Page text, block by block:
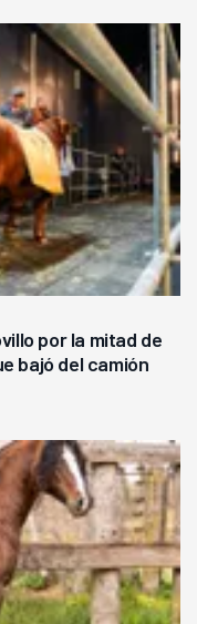
por la mitad de
bajó del camión